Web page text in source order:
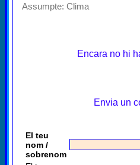
Assumpte: Clima
Encara no hi
Envia un
El teu
nom /
sobrenom